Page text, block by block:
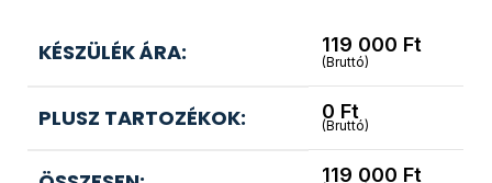
KÉSZÜLÉK ÁRA: 119 000 Ft
(Bruttó)
PLUSZ TARTOZÉKOK: 0 Ft
(Bruttó)
119 000 Ft